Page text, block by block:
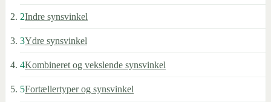
2Indre synsvinkel
3Ydre synsvinkel
4Kombineret og vekslende synsvinkel
5Fortællertyper og synsvinkel